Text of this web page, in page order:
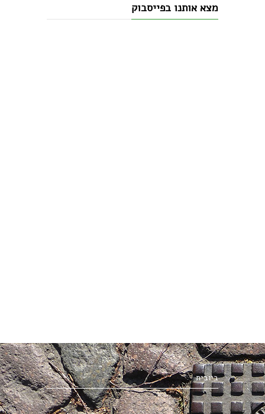
מצא אותנו בפייסבוק
ביובית